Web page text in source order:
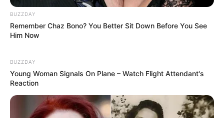
BUZZDAY
Remember Chaz Bono? You Better Sit Down Before You See
Him Now
BUZZDAY
Young Woman Signals On Plane – Watch Flight Attendant's
Reaction